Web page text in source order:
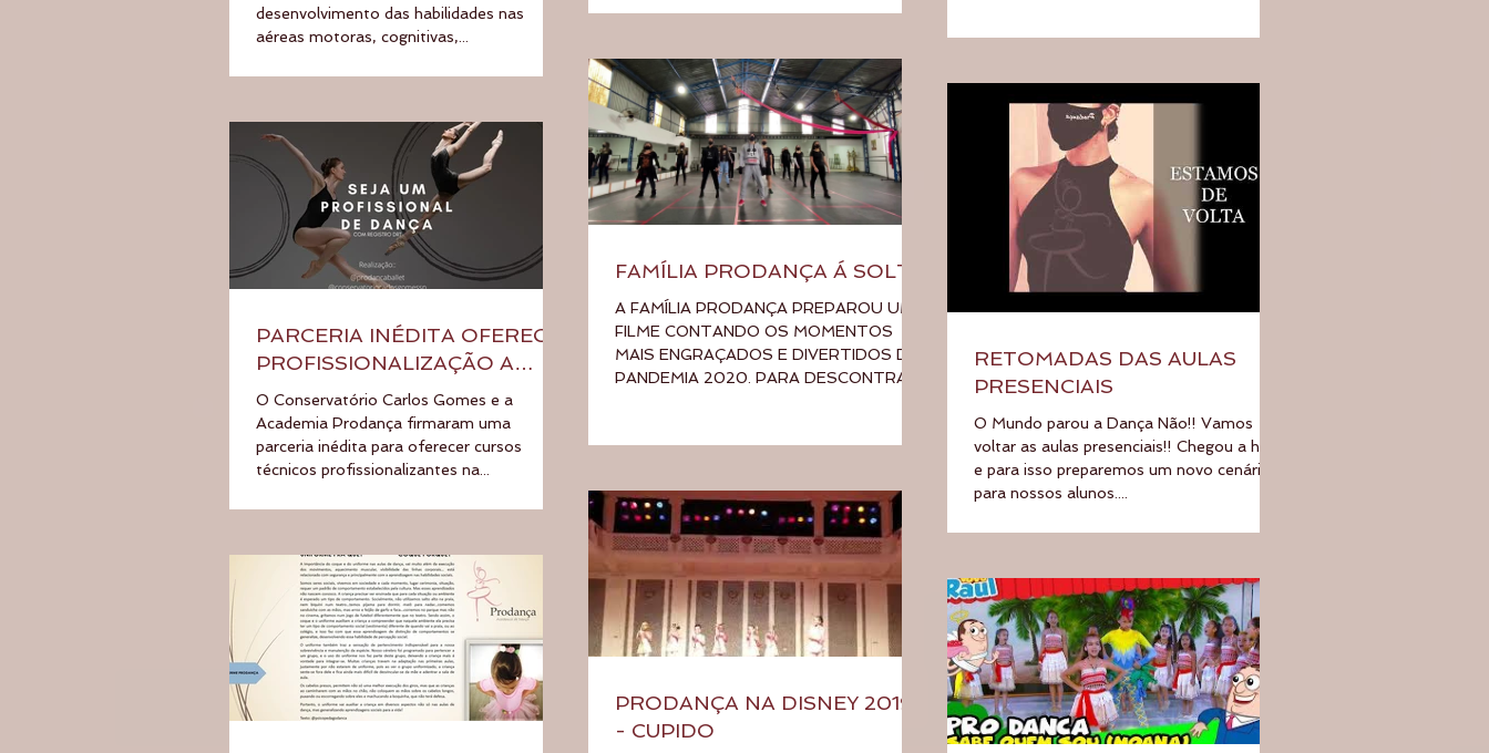
desenvolvimento das habilidades nas
aéreas motoras, cognitivas,...
PARCERIA INÉDITA OFERECE
PROFISSIONALIZAÇÃO A
BAILARINOS
O Conservatório Carlos Gomes e a
Academia Prodança firmaram uma
parceria inédita para oferecer cursos
técnicos profissionalizantes na...
FAMÍLIA PRODANÇA Á SOLTA
A FAMÍLIA PRODANÇA PREPAROU UM
FILME CONTANDO OS MOMENTOS
MAIS ENGRAÇADOS E DIVERTIDOS DA
PANDEMIA 2020. PARA DESCONTRAIR
RETOMADAS DAS AULAS
PRESENCIAIS
O Mundo parou a Dança Não!! Vamos
voltar as aulas presenciais!! Chegou a hora
e para isso preparemos um novo cenário
para nossos alunos....
PRODANÇA NA DISNEY 2019
- CUPIDO